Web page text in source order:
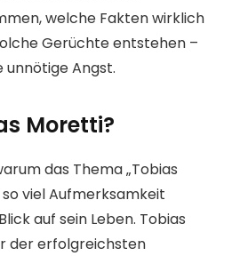
welche Fakten wirklich
Gerüchte entstehen –
unnötige Angst.
Moretti?
das Thema „Tobias
viel Aufmerksamkeit
auf sein Leben. Tobias
der erfolgreichsten